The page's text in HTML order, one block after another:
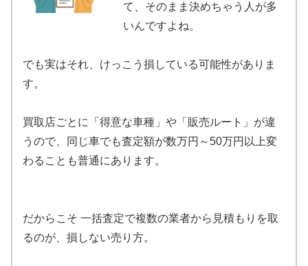
て、そのまま決めちゃう人が多
いんですよね。
でも実はそれ、けっこう損している可能性がありま
す。
買取店ごとに「得意な車種」や「販売ルート」が違
うので、同じ車でも査定額が数万円～50万円以上変
わることも普通にあります。
だからこそ 一括査定で複数の業者から見積もりを取
るのが、損しない売り方。